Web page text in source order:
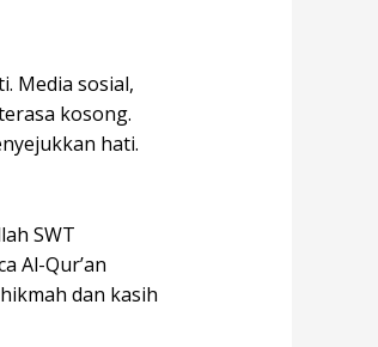
Media sosial,
kosong.
hati.
SWT
Al-Qur’an
dan kasih